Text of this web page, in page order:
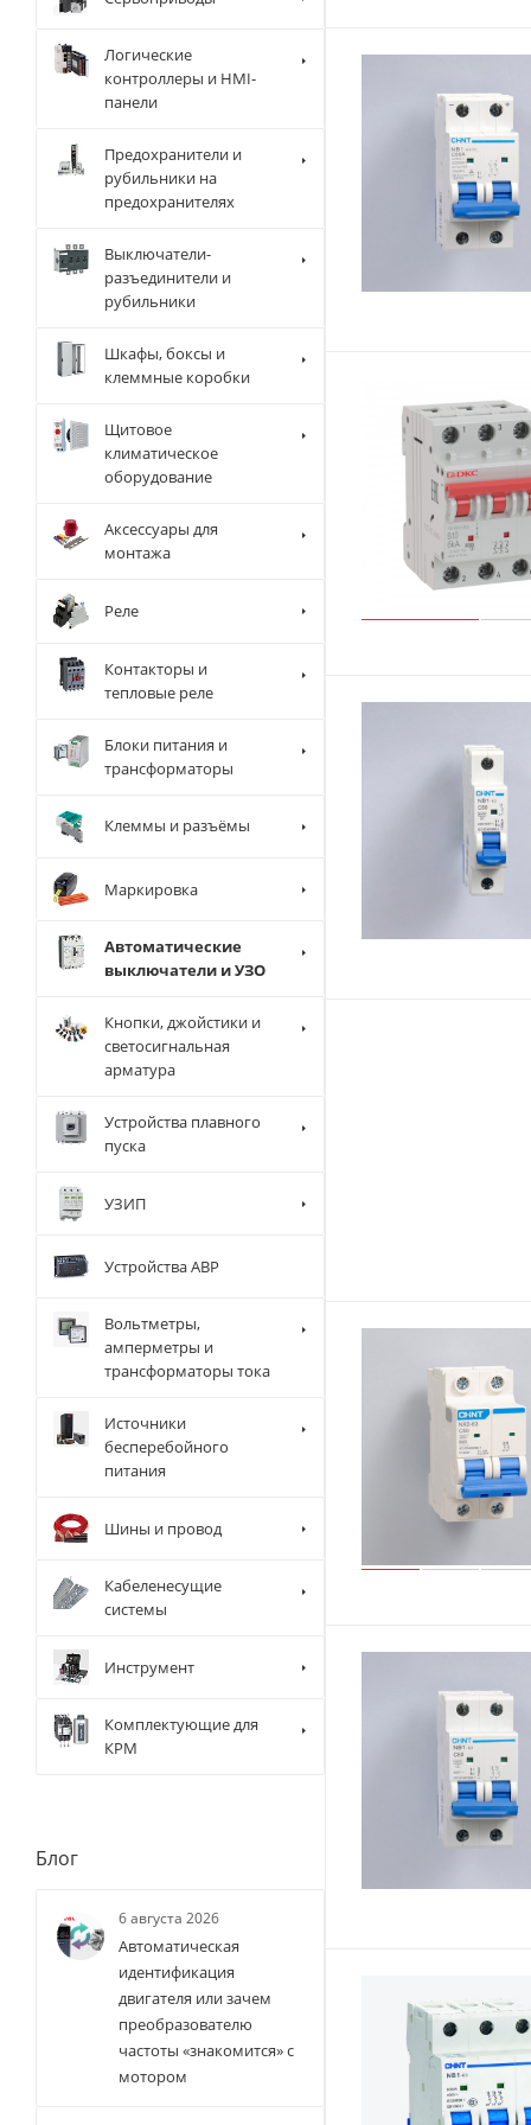
Логические
контроллеры и HMI-
панели
Предохранители и
рубильники на
предохранителях
Выключатели-
разъединители и
рубильники
Шкафы, боксы и
клеммные коробки
Щитовое
климатическое
оборудование
Аксессуары для
монтажа
Реле
Контакторы и
тепловые реле
Блоки питания и
трансформаторы
Клеммы и разъёмы
Маркировка
Автоматические
выключатели и УЗО
Кнопки, джойстики и
светосигнальная
арматура
Устройства плавного
пуска
УЗИП
Устройства АВР
Вольтметры,
амперметры и
трансформаторы тока
Источники
бесперебойного
питания
Шины и провод
Кабеленесущие
системы
Инструмент
Комплектующие для
КРМ
Блог
6 августа 2026
Автоматическая
идентификация
двигателя или зачем
преобразователю
частоты «знакомится» с
мотором